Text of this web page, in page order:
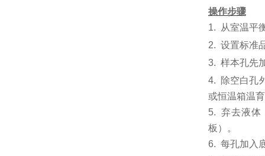
操作步骤
1.
从室温平
2. 设置标准
3. 样本孔先
4.
除空白孔
或恒温箱温
5.
弃去液体
板）。
6. 每孔加入